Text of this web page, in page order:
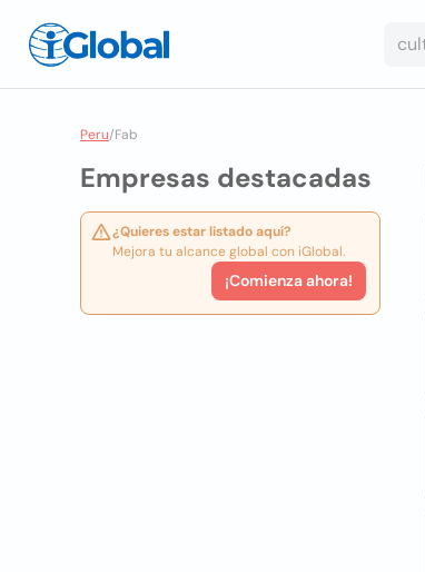
Peru/Fab
Empresas destacadas
¿Quieres estar listado aquí?
Mejora tu alcance global con iGlobal.
¡Comienza ahora!